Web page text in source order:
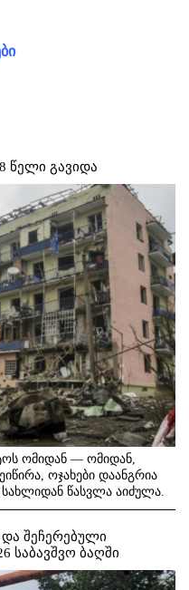
წელი გავიდა
ომიდან — ომიდან,
ოჯახები დაანგრია
წასვლა აიძულა.
და შეჩერებული
საბავშვო ბაღში